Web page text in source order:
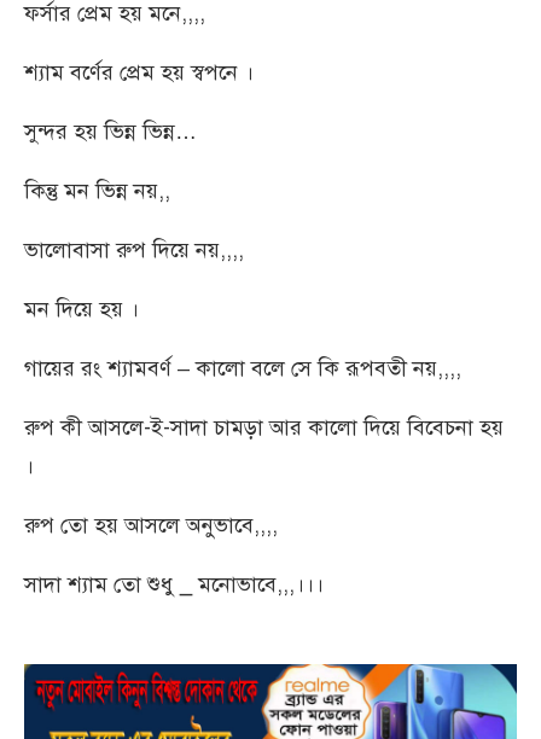
ফর্সার প্রেম হয় মনে,,,,
শ্যাম বর্ণের প্রেম হয় স্বপনে ।
সুন্দর হয় ভিন্ন ভিন্ন…
কিন্তু মন ভিন্ন নয়,,
ভালোবাসা রুপ দিয়ে নয়,,,,
মন দিয়ে হয় ।
গায়ের রং শ্যামবর্ণ – কালো বলে সে কি রূপবতী নয়,,,,
রুপ কী আসলে-ই-সাদা চামড়া আর কালো দিয়ে বিবেচনা হয়
।
রুপ তো হয় আসলে অনুভাবে,,,,
সাদা শ্যাম তো শুধু _ মনোভাবে,,,।।।